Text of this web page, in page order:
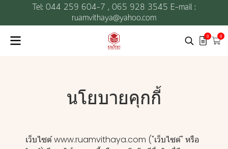
Tel: 044 259 604-7 , 065 928 3545 E-mail :
ruamvithaya@yahoo.com
0 0
นโยบายคุกกี้
เว็บไซต์ www.ruamvithaya.com ("เว็บไซต์" หรือ